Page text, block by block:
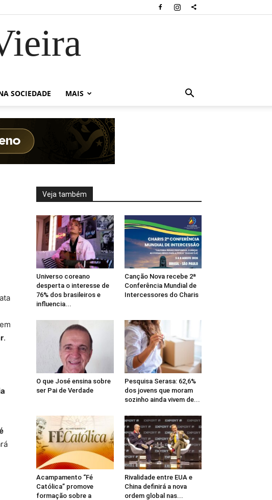
SOCIEDADE MAIS
.
Veja também
Universo coreano
desperta o interesse de
76% dos brasileiros e
influencia...
Canção Nova recebe 2ª
Conferência Mundial de
Intercessores do Charis
O que José ensina sobre
ser Pai de Verdade
Pesquisa Serasa: 62,6%
dos jovens que moram
sozinho ainda vivem de...
Acampamento “Fé
Católica” promove
formação sobre a
Rivalidade entre EUA e
China definirá a nova
ordem global nas...